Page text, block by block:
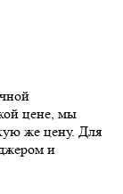
цене, мы
же цену. Для
и